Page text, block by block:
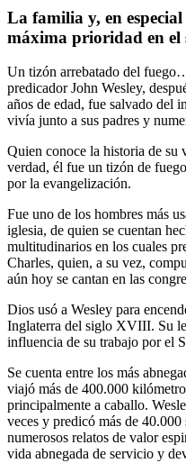
La familia y, en
máxima prioridad en el
Un tizón arrebatado del
predicador John Wesley,
años de edad, fue salvado del
vivía junto a sus padres y
Quien conoce la historia de su
verdad, él fue un tizón de
por la evangelización.
Fue uno de los hombres más
iglesia, de quien se cuentan
multitudinarios en los cuales
Charles, quien, a su vez,
aún hoy se cantan en las
Dios usó a Wesley para
Inglaterra del siglo XVIII. Su
influencia de su trabajo por el
Se cuenta entre los más
viajó más de 400.000
principalmente a caballo.
veces y predicó más de
numerosos relatos de valor
vida abnegada de servicio y